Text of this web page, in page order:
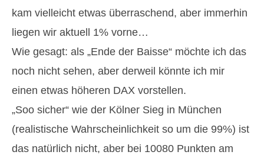
kam vielleicht etwas überraschend, aber immerhin
liegen wir aktuell 1% vorne…
Wie gesagt: als „Ende der Baisse“ möchte ich das
noch nicht sehen, aber derweil könnte ich mir
einen etwas höheren DAX vorstellen.
„Soo sicher“ wie der Kölner Sieg in München
(realistische Wahrscheinlichkeit so um die 99%) ist
das natürlich nicht, aber bei 10080 Punkten am